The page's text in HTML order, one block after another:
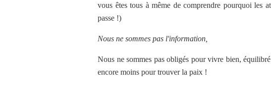
vous êtes tous à même de comprendre pourquoi les
passe !)
Nous ne sommes pas l'information,
Nous ne sommes pas obligés pour vivre bien,
encore moins pour trouver la paix !